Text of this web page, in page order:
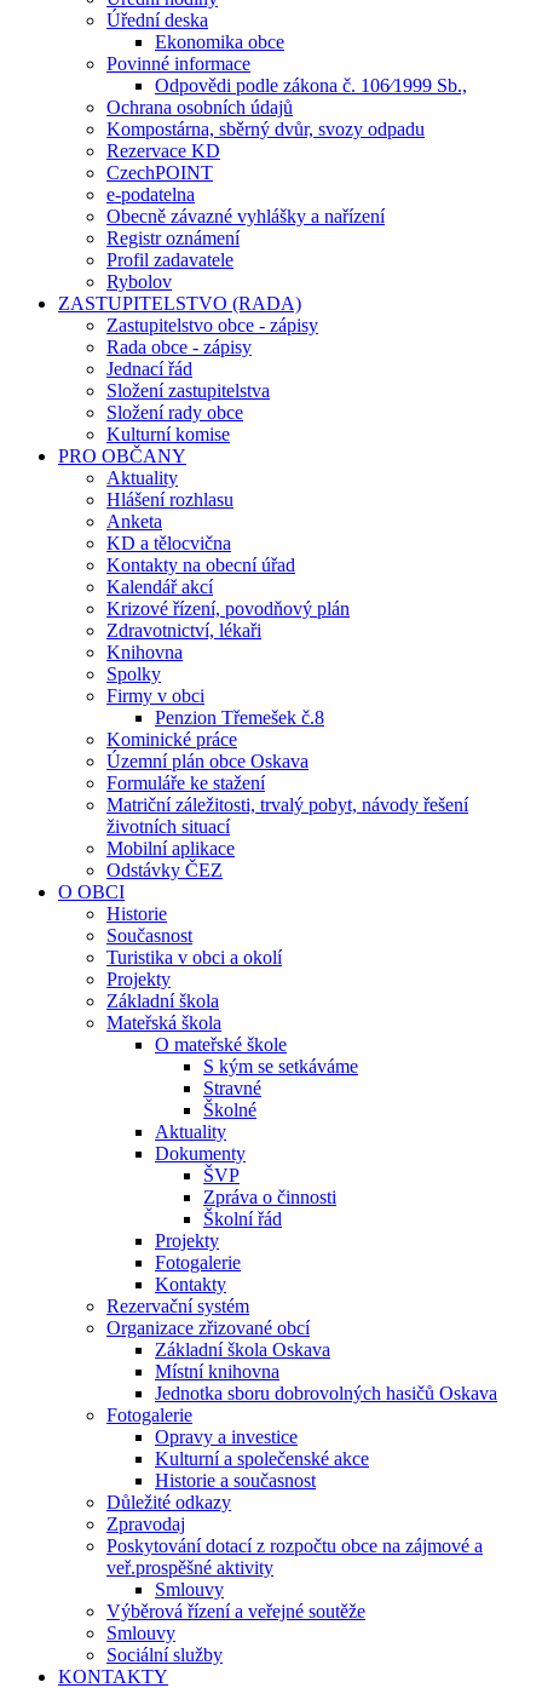
Úřední deska
Ekonomika obce
Povinné informace
Odpovědi podle zákona č. 106⁄1999 Sb.,
Ochrana osobních údajů
Kompostárna, sběrný dvůr, svozy odpadu
Rezervace KD
CzechPOINT
e-podatelna
Obecně závazné vyhlášky a nařízení
Registr oznámení
Profil zadavatele
Rybolov
ZASTUPITELSTVO (RADA)
Zastupitelstvo obce - zápisy
Rada obce - zápisy
Jednací řád
Složení zastupitelstva
Složení rady obce
Kulturní komise
PRO OBČANY
Aktuality
Hlášení rozhlasu
Anketa
KD a tělocvična
Kontakty na obecní úřad
Kalendář akcí
Krizové řízení, povodňový plán
Zdravotnictví, lékaři
Knihovna
Spolky
Firmy v obci
Penzion Třemešek č.8
Kominické práce
Územní plán obce Oskava
Formuláře ke stažení
Matriční záležitosti, trvalý pobyt, návody řešení
životních situací
Mobilní aplikace
Odstávky ČEZ
O OBCI
Historie
Současnost
Turistika v obci a okolí
Projekty
Základní škola
Mateřská škola
O mateřské škole
S kým se setkáváme
Stravné
Školné
Aktuality
Dokumenty
ŠVP
Zpráva o činnosti
Školní řád
Projekty
Fotogalerie
Kontakty
Rezervační systém
Organizace zřizované obcí
Základní škola Oskava
Místní knihovna
Jednotka sboru dobrovolných hasičů Oskava
Fotogalerie
Opravy a investice
Kulturní a společenské akce
Historie a současnost
Důležité odkazy
Zpravodaj
Poskytování dotací z rozpočtu obce na zájmové a
veř.prospěšné aktivity
Smlouvy
Výběrová řízení a veřejné soutěže
Smlouvy
Sociální služby
KONTAKTY